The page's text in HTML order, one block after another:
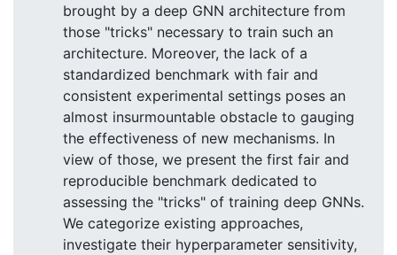
brought by a deep GNN architecture from
those "tricks" necessary to train such an
architecture. Moreover, the lack of a
standardized benchmark with fair and
consistent experimental settings poses an
almost insurmountable obstacle to gauging
the effectiveness of new mechanisms. In
view of those, we present the first fair and
reproducible benchmark dedicated to
assessing the "tricks" of training deep GNNs.
We categorize existing approaches,
investigate their hyperparameter sensitivity,